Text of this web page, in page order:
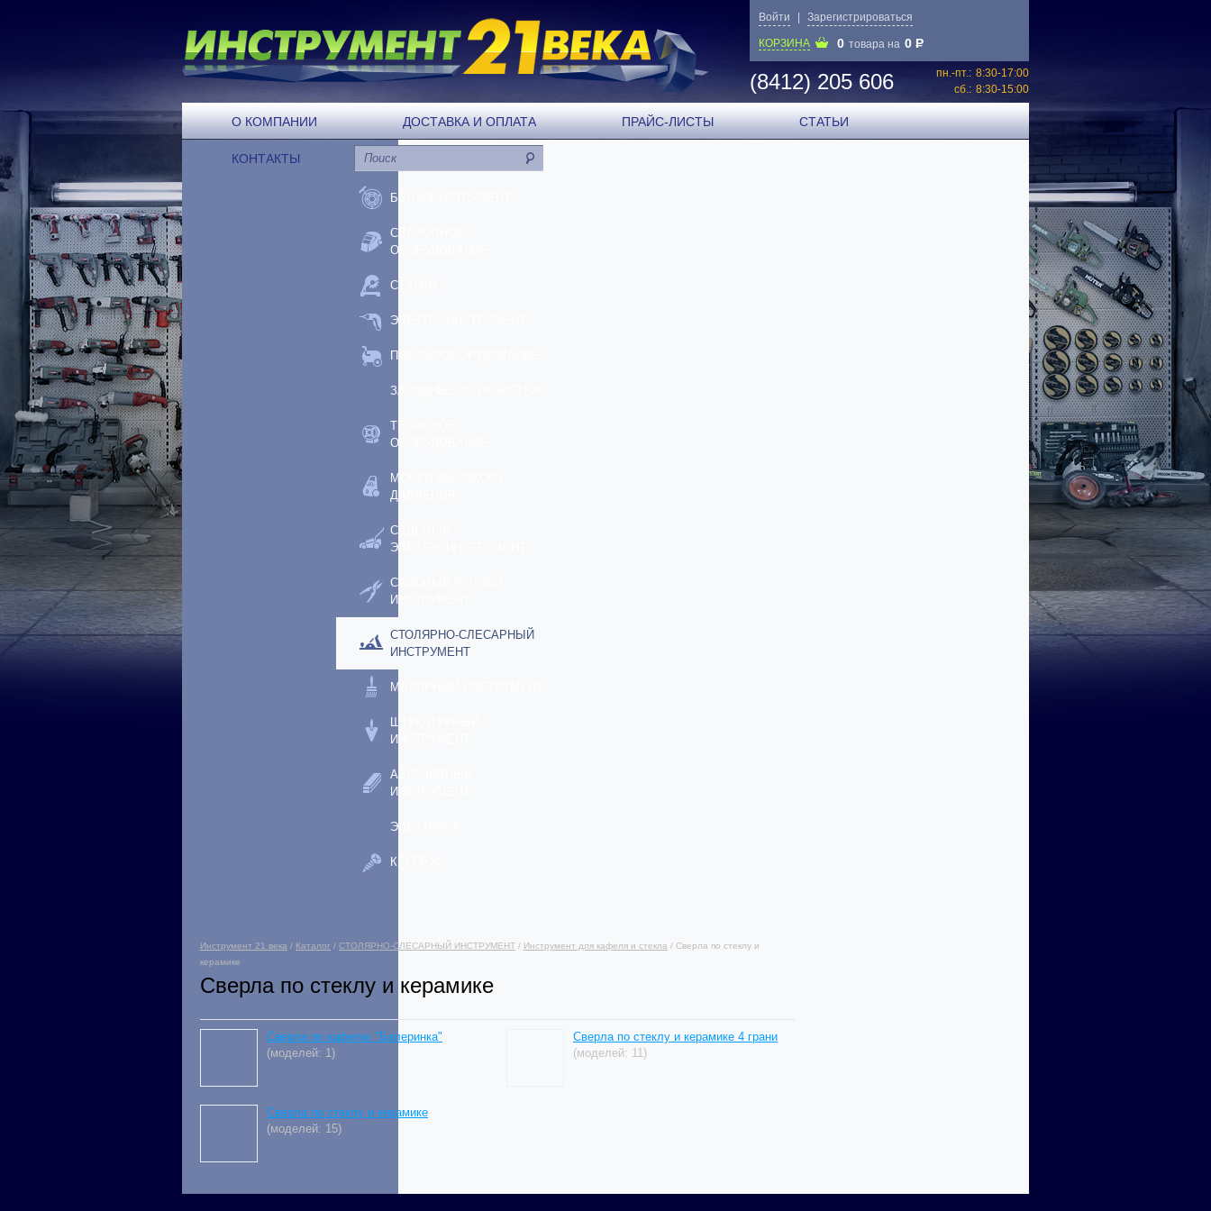
Войти Зарегистрироваться
КОРЗИНА 0 товара на 0 P
(8412) 205 606 пн.-пт.: 8:30-17:00
сб.: 8:30-15:00
О КОМПАНИИ ДОСТАВКА И ОПЛАТА ПРАЙС-ЛИСТЫ СТАТЬИ
КОНТАКТЫ
БЕНЗОИНСТРУМЕНТ
СВАРОЧНОЕ
ОБОРУДОВАНИЕ
СТАНКИ
ЭЛЕКТРОИНСТРУМЕНТ
ПНЕВМООБОРУДОВАНИЕ
ЗАРЯДНЫЕ УСТРОЙСТВА
ТЕПЛОВОЕ
ОБОРУДОВАНИЕ
МОЙКИ ВЫСОКОГО
ДАВЛЕНИЯ
САДОВЫЙ
ЭЛЕКТРОИНСТРУМЕНТ
САДОВЫЙ РУЧНОЙ
ИНСТРУМЕНТ
СТОЛЯРНО-СЛЕСАРНЫЙ
ИНСТРУМЕНТ
МАЛЯРНЫЙ ИНСТРУМЕНТ
ШТУКАТУРНЫЙ
ИНСТРУМЕНТ
АБРАЗИВНЫЙ
ИНСТРУМЕНТ
ЭЛЕКТРИКА
КРЕПЕЖ
Инструмент 21 века / Каталог / СТОЛЯРНО-СЛЕСАРНЫЙ ИНСТРУМЕНТ / Инструмент для кафеля и стекла / Сверла по стеклу и
керамике
Сверла по стеклу и керамике
Сверла по кафелю "Балеринка"
(моделей: 1)
Сверла по стеклу и керамике 4 грани
(моделей: 11)
Сверла по стеклу и керамике
(моделей: 15)